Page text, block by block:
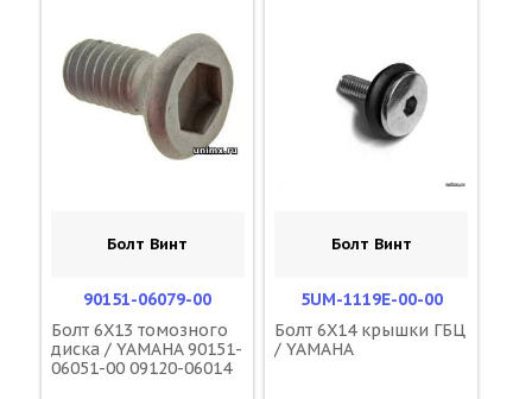
Болт Винт
90151-06079-00
Болт 6X13 томозного
диска / YAMAHA 90151-
06051-00 09120-06014
Болт Винт
5UM-1119E-00-00
Болт 6X14 крышки ГБЦ
/ YAMAHA